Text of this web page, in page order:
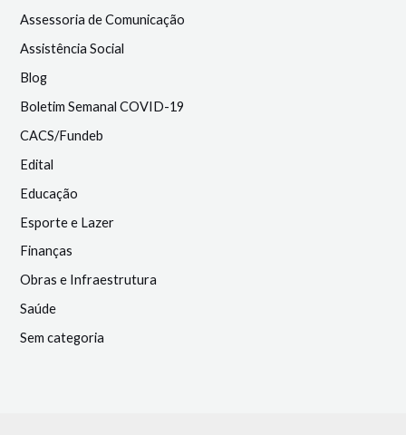
Assessoria de Comunicação
Assistência Social
Blog
Boletim Semanal COVID-19
CACS/Fundeb
Edital
Educação
Esporte e Lazer
Finanças
Obras e Infraestrutura
Saúde
Sem categoria